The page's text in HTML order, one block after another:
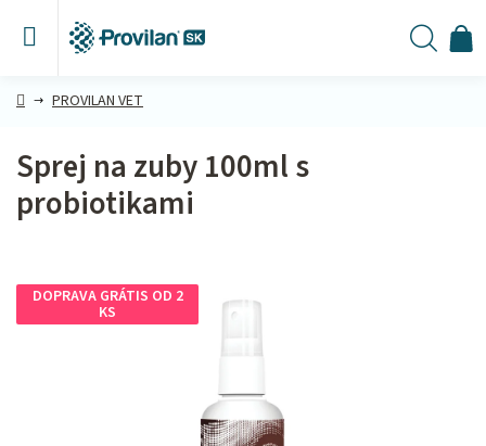
DomovPROVILAN VET
Sprej na zuby 100ml s
probiotikami
DOPRAVA GRÁTIS OD 2
KS